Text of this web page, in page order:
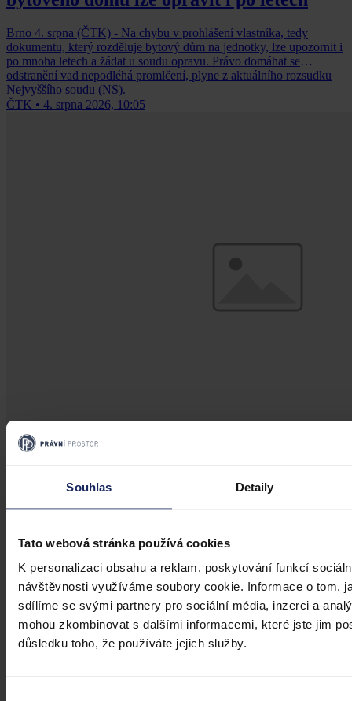
Souhlas Detaily
Tato webová stránka používá cookies
K personalizaci obsahu a reklam, poskytování funkcí
návštěvnosti využíváme soubory cookie. Informace o tom,
sdílíme se svými partnery pro sociální média, inzerci a
mohou zkombinovat s dalšími informacemi, které jste jim
důsledku toho, že používáte jejich služby.
Brno 4. srpna (ČTK) - Na chybu v prohlášení vlastníka, tedy
dokumentu, který rozděluje bytový dům na jednotky, lze upozornit i
po mnoha letech a žádat u soudu opravu. Právo domáhat se
odstranění vad nepodléhá promlčení, plyne z aktuálního rozsudku
Nejvyššího soudu (NS).
ČTK • 4. srpna 2026, 10:05
Aktuality
Úkladná vražda a některé další činy by
mohly být nepromlčitelné, navrhla
Praha 1. srpna (ČTK) - Úkladná vražda a některé další trestné činy s
úmyslným usmrcením by se mohly zařadit mezi nepromlčitelné. Jde
také například o některé činy související s obecným ohrožením,
teroristickým útokem a terorem, za něž hrozí až výjimečný trest.